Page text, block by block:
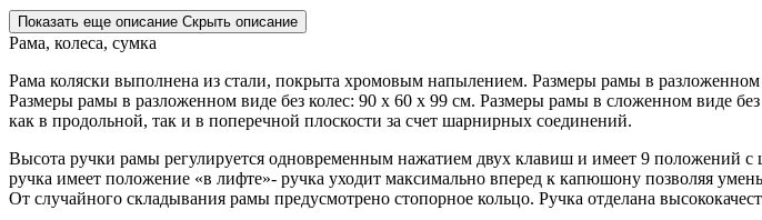
Показать еще описание Скрыть описание
Рама, колеса, сумка
Рама коляски выполнена из стали, покрыта хромовым напылением. Размеры рамы в
Размеры рамы в разложенном виде без колес: 90 х 60 х 99 см. Размеры рамы в сложенном виде
как в продольной, так и в поперечной плоскости за счет шарнирных соединений.
Высота ручки рамы регулируется одновременным нажатием двух клавиш и имеет 9
ручка имеет положение «в лифте»- ручка уходит максимально вперед к капюшону позволяя
От случайного складывания рамы предусмотрено стопорное кольцо. Ручка отделана